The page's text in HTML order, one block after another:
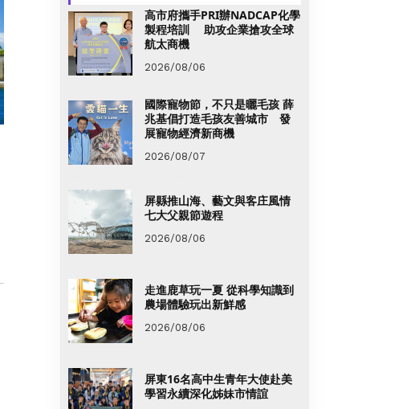
高市府攜手PRI辦NADCAP化學
製程培訓 助攻企業搶攻全球
航太商機
2026/08/06
國際寵物節，不只是曬毛孩 薛
兆基倡打造毛孩友善城市 發
展寵物經濟新商機
2026/08/07
屏縣推山海、藝文與客庄風情
七大父親節遊程
2026/08/06
走進鹿草玩一夏 從科學知識到
農場體驗玩出新鮮感
2026/08/06
屏東16名高中生青年大使赴美
學習永續深化姊妹市情誼